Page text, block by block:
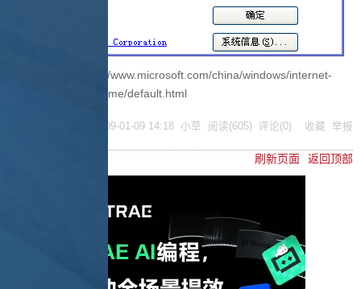
IE8相关信息：http://www.microsoft.com/china/windows/internet-
explorer/beta/welcome/default.html
2009-01-09 14:18 小草 阅读(605) 评论(0) 收藏 举报
刷新页面 返回顶部